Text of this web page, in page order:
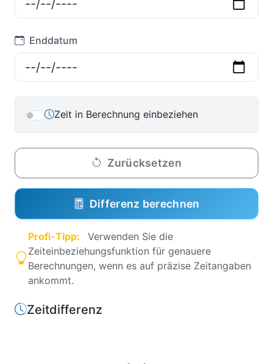
Enddatum
Zeit in Berechnung einbeziehen
Zurücksetzen
Differenz berechnen
Profi-Tipp:
Verwenden Sie die
Zeiteinbeziehungsfunktion für genauere
Berechnungen, wenn es auf präzise Zeitangaben
ankommt.
Zeitdifferenz